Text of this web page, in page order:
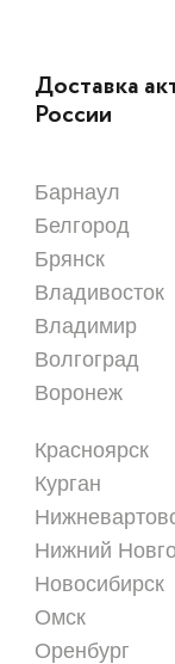
Доставка
России
Барнаул
Белгород
Брянск
Владивосток
Владимир
Волгоград
Воронеж
Красноярск
Курган
Нижний
Новосибирск
Омск
Оренбург